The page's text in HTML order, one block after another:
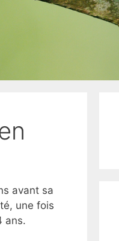
avant sa
une fois
ans.